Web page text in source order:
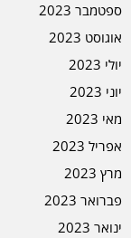
ספטמבר 2023
אוגוסט 2023
יולי 2023
יוני 2023
מאי 2023
אפריל 2023
מרץ 2023
פברואר 2023
ינואר 2023